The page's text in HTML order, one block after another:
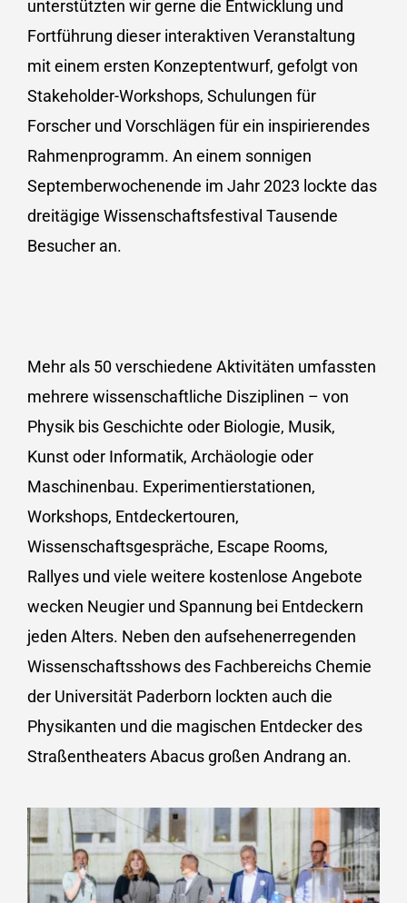
unterstützten wir gerne die Entwicklung und
Fortführung dieser interaktiven Veranstaltung
mit einem ersten Konzeptentwurf, gefolgt von
Stakeholder-Workshops, Schulungen für
Forscher und Vorschlägen für ein inspirierendes
Rahmenprogramm. An einem sonnigen
Septemberwochenende im Jahr 2023 lockte das
dreitägige Wissenschaftsfestival Tausende
Besucher an.
Mehr als 50 verschiedene Aktivitäten umfassten
mehrere wissenschaftliche Disziplinen – von
Physik bis Geschichte oder Biologie, Musik,
Kunst oder Informatik, Archäologie oder
Maschinenbau. Experimentierstationen,
Workshops, Entdeckertouren,
Wissenschaftsgespräche, Escape Rooms,
Rallyes und viele weitere kostenlose Angebote
wecken Neugier und Spannung bei Entdeckern
jeden Alters. Neben den aufsehenerregenden
Wissenschaftsshows des Fachbereichs Chemie
der Universität Paderborn lockten auch die
Physikanten und die magischen Entdecker des
Straßentheaters Abacus großen Andrang an.